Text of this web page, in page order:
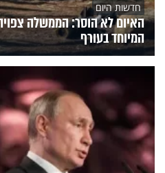
חדשות היום
האיום לא הוסר: הממשלה
המיוחד בעורף